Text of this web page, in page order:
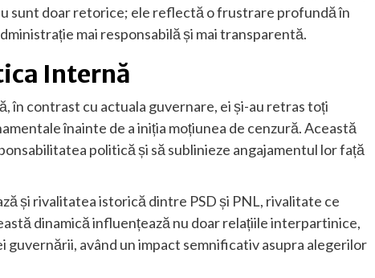
sunt doar retorice; ele reflectă o frustrare profundă în
mai responsabilă și mai transparentă.
Internă
în contrast cu actuala guvernare, ei și-au retras toți
înainte de a iniția moțiunea de cenzură. Această
politică și să sublinieze angajamentul lor față
și rivalitatea istorică dintre PSD și PNL, rivalitate ce
dinamică influențează nu doar relațiile interpartinice,
guvernării, având un impact semnificativ asupra alegerilor